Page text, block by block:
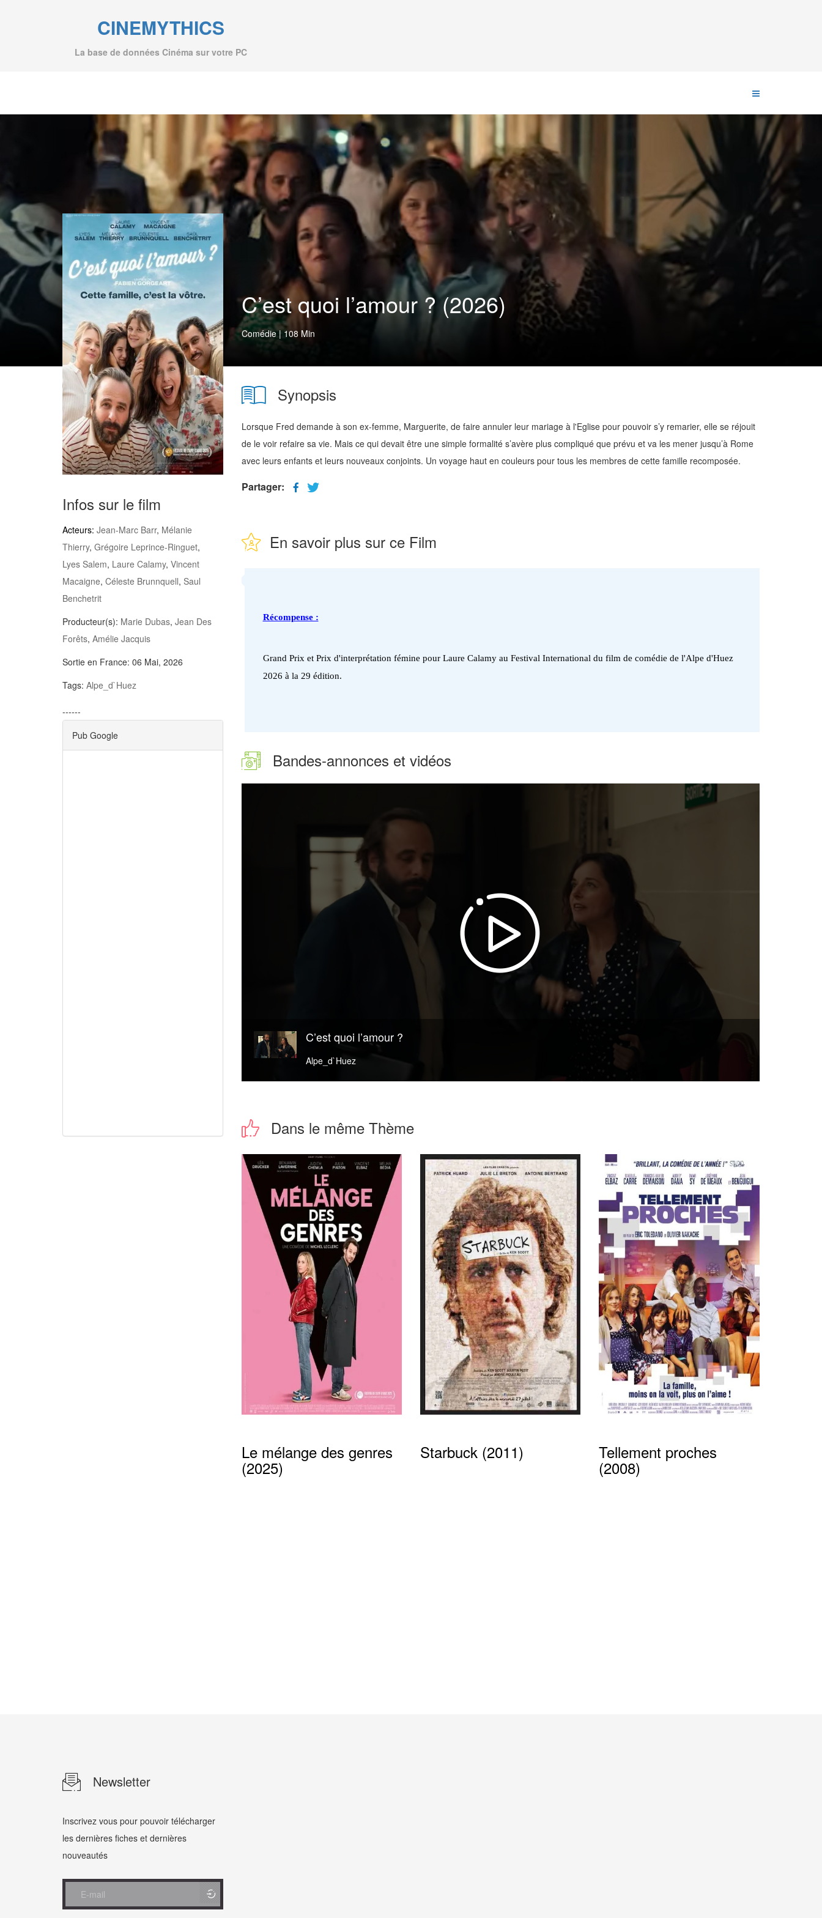
CINEMYTHICS
La base de données Cinéma sur votre PC
C’est quoi l’amour ? (2026)
Comédie|108 Min
Infos sur le film
Acteurs: Jean-Marc Barr, Mélanie
Thierry, Grégoire Leprince-Ringuet,
Lyes Salem, Laure Calamy, Vincent
Macaigne, Céleste Brunnquell, Saul
Benchetrit
Producteur(s): Marie Dubas, Jean Des
Forêts, Amélie Jacquis
Sortie en France: 06 Mai, 2026
Tags: Alpe_d`Huez
------
Pub Google
Synopsis
Lorsque Fred demande à son ex-femme, Marguerite, de faire annuler leur mariage à l'Eglise pour pouvoir s’y remarier, elle se réjouit
de le voir refaire sa vie. Mais ce qui devait être une simple formalité s’avère plus compliqué que prévu et va les mener jusqu’à Rome
avec leurs enfants et leurs nouveaux conjoints. Un voyage haut en couleurs pour tous les membres de cette famille recomposée.
Partager:
En savoir plus sur ce Film
Récompense :
Grand Prix et Prix d'interprétation fémine pour Laure Calamy au Festival International du film de comédie de l'Alpe d'Huez
2026 à la 29 édition.
Bandes-annonces et vidéos
C’est quoi l’amour ?
Alpe_d`Huez
Dans le même Thème
Le mélange des genres
(2025)
Starbuck (2011) Tellement proches
(2008)
Newsletter
Inscrivez vous pour pouvoir télécharger
les dernières fiches et dernières
nouveautés